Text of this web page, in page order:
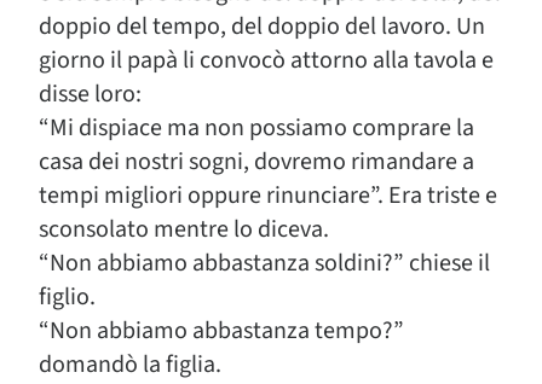
doppio del tempo, del doppio del lavoro. Un
giorno il papà li convocò attorno alla tavola e
disse loro:
“Mi dispiace ma non possiamo comprare la
casa dei nostri sogni, dovremo rimandare a
tempi migliori oppure rinunciare”. Era triste e
sconsolato mentre lo diceva.
“Non abbiamo abbastanza soldini?” chiese il
figlio.
“Non abbiamo abbastanza tempo?”
domandò la figlia.